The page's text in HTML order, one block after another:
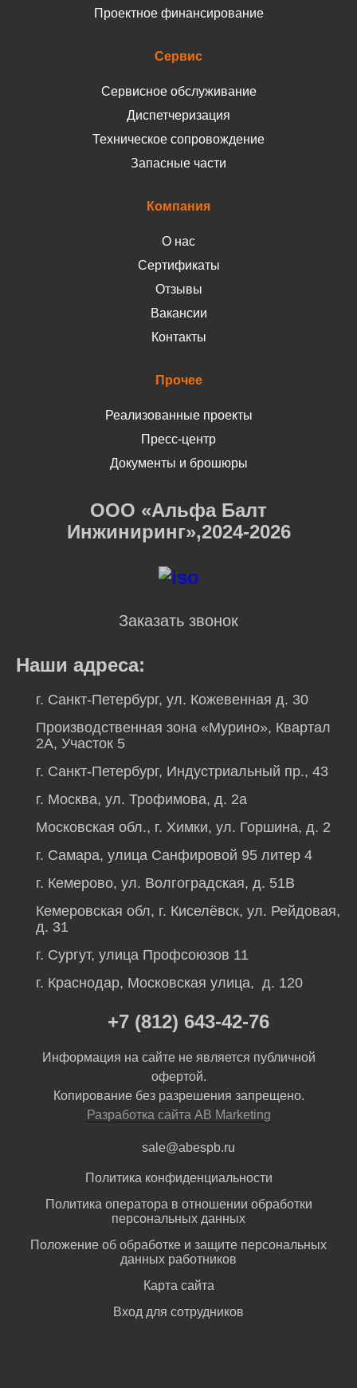
Проектное финансирование
Сервис
Сервисное обслуживание
Диспетчеризация
Техническое сопровождение
Запасные части
Компания
О нас
Сертификаты
Отзывы
Вакансии
Контакты
Прочее
Реализованные проекты
Пресс-центр
Документы и брошюры
ООО «Альфа Балт
Инжиниринг»,2024-2026
Заказать звонок
Наши адреса:
г. Санкт-Петербург, ул. Кожевенная д. 30
Производственная зона «Мурино», Квартал
2А, Участок 5
г. Санкт-Петербург, Индустриальный пр., 43
г. Москва, ул. Трофимова, д. 2а
Московская обл., г. Химки, ул. Горшина, д. 2
г. Самара, улица Санфировой 95 литер 4
г. Кемерово, ул. Волгоградская, д. 51В
Кемеровская обл, г. Киселёвск, ул. Рейдовая,
д. 31
г. Сургут, улица Профсоюзов 11
г. Краснодар, Московская улица, д. 120
+7 (812) 643-42-76
Информация на сайте не является публичной
офертой.
Копирование без разрешения запрещено.
Разработка сайта AB Marketing
sale@abespb.ru
Политика конфиденциальности
Политика оператора в отношении обработки
персональных данных
Положение об обработке и защите персональных
данных работников
Карта сайта
Вход для сотрудников